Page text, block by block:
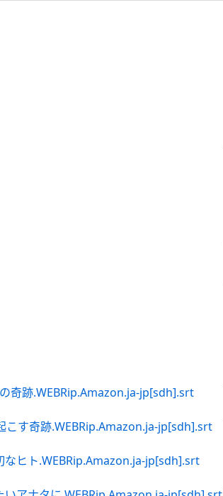
奇跡.WEBRip.Amazon.ja-jp[sdh].srt
こす奇跡.WEBRip.Amazon.ja-jp[sdh].srt
なヒト.WEBRip.Amazon.ja-jp[sdh].srt